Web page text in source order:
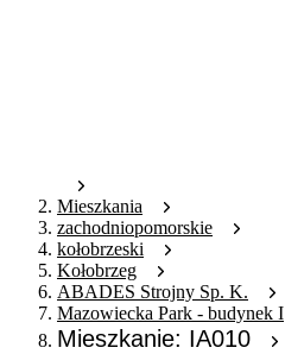
Mieszkania
zachodniopomorskie
kołobrzeski
Kołobrzeg
ABADES Strojny Sp. K.
Mazowiecka Park - budynek I
Mieszkanie: IA010